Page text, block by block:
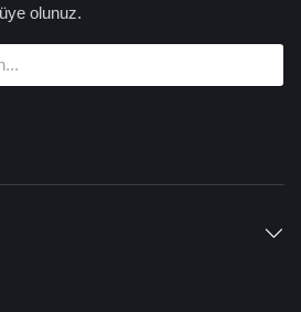
olunuz.